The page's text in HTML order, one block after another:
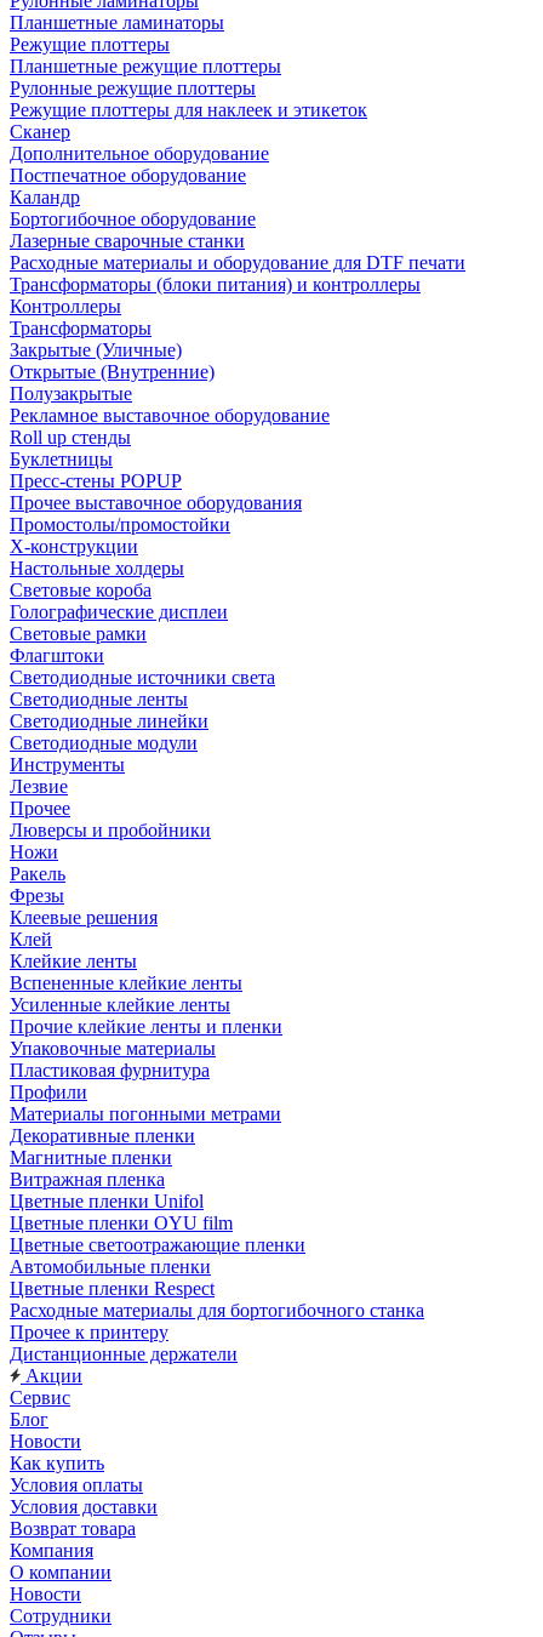
Планшетные ламинаторы
Режущие плоттеры
Планшетные режущие плоттеры
Рулонные режущие плоттеры
Режущие плоттеры для наклеек и этикеток
Сканер
Дополнительное оборудование
Постпечатное оборудование
Каландр
Бортогибочное оборудование
Лазерные сварочные станки
Расходные материалы и оборудование для DTF печати
Трансформаторы (блоки питания) и контроллеры
Контроллеры
Трансформаторы
Закрытые (Уличные)
Открытые (Внутренние)
Полузакрытые
Рекламное выставочное оборудование
Roll up стенды
Буклетницы
Пресс-стены POPUP
Прочее выставочное оборудования
Промостолы/промостойки
Х-конструкции
Настольные холдеры
Световые короба
Голографические дисплеи
Световые рамки
Флагштоки
Светодиодные источники света
Светодиодные ленты
Светодиодные линейки
Светодиодные модули
Инструменты
Лезвие
Прочее
Люверсы и пробойники
Ножи
Ракель
Фрезы
Клеевые решения
Клей
Клейкие ленты
Вспененные клейкие ленты
Усиленные клейкие ленты
Прочие клейкие ленты и пленки
Упаковочные материалы
Пластиковая фурнитура
Профили
Материалы погонными метрами
Декоративные пленки
Магнитные пленки
Витражная пленка
Цветные пленки Unifol
Цветные пленки OYU film
Цветные светоотражающие пленки
Автомобильные пленки
Цветные пленки Respect
Расходные материалы для бортогибочного станка
Прочее к принтеру
Дистанционные держатели
Акции
Сервис
Блог
Новости
Как купить
Условия оплаты
Условия доставки
Возврат товара
Компания
О компании
Новости
Сотрудники